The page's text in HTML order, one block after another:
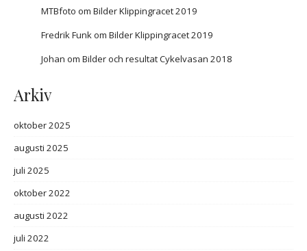
MTBfoto om Bilder Klippingracet 2019
Fredrik Funkom Bilder Klippingracet 2019
Johan om Bilder och resultat Cykelvasan 2018
Arkiv
oktober 2025
augusti 2025
juli 2025
oktober 2022
augusti 2022
juli 2022